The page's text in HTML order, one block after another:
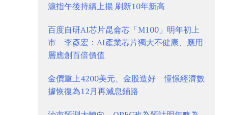
滬指午後持續上揚 刷新10年新高
百度自研AI芯片昆侖芯「M100」明年初上
市 李彥宏：AI產業芯片獨大不健康、應用
層應創百倍價值
金價重上4200美元、金股造好 憧憬經濟數
據恢復為12月再減息鋪路